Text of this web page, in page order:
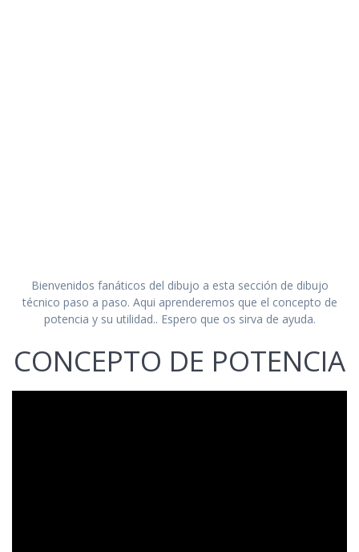
Bienvenidos fanáticos del dibujo a esta sección de dibujo
técnico paso a paso. Aqui aprenderemos que el concepto de
potencia y su utilidad.. Espero que os sirva de ayuda.
CONCEPTO DE POTENCIA